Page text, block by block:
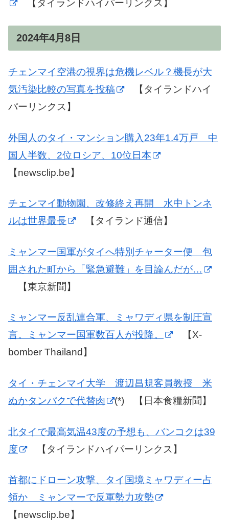
【タイランドハイパーリンクス】
2024年4月8日
チェンマイ空港の視界は危機レベル？機長が大
気汚染比較の写真を投稿
【タイランドハイ
パーリンクス】
外国人のタイ・マンション購入23年1.4万戸 中
国人半数、2位ロシア、10位日本
【newsclip.be】
チェンマイ動物園、改修終え再開 水中トンネ
ルは世界最長
【タイランド通信】
ミャンマー国軍がタイへ特別チャーター便 包
囲された町から「緊急避難」を目論んだが…
【東京新聞】
ミャンマー反乱連合軍、ミャワディ県を制圧宣
言。ミャンマー国軍数百人が投降。
【X-
bomber Thailand】
タイ・チェンマイ大学 渡辺昌規客員教授 米
ぬかタンパクで代替肉
(*) 【日本食糧新聞】
北タイで最高気温43度の予想も、バンコクは39
度
【タイランドハイパーリンクス】
首都にドローン攻撃、タイ国境ミャワディー占
領か ミャンマーで反軍勢力攻勢
【newsclip.be】